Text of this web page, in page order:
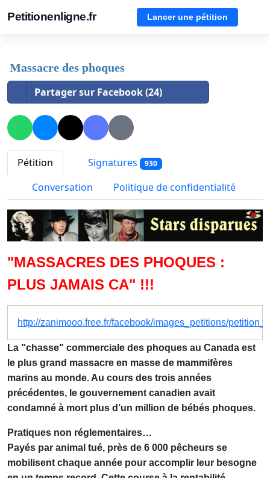
Petitionenligne.fr Lancer une pétition
Massacre des phoques
Partager sur Facebook (24)
Pétition Signatures 930
Conversation Politique de confidentialité
"MASSACRES DES PHOQUES :
PLUS JAMAIS CA" !!!
http://zanimooo.free.fr/facebook/images_petitions/
La "chasse" commerciale des phoques au Canada est
le plus grand massacre en masse de mammifères
marins au monde. Au cours des trois années
précédentes, le gouvernement canadien avait
condamné à mort plus d’un million de bébés phoques.
Pratiques non réglementaires…
Payés par animal tué, près de 6 000 pêcheurs se
mobilisent chaque année pour accomplir leur besogne